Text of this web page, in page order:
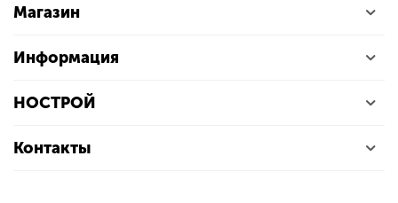
Магазин
Информация
НОСТРОЙ
Контакты